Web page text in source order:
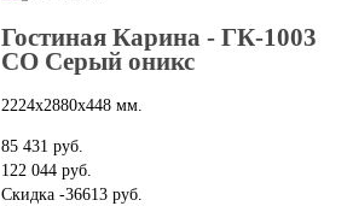
Гостиная Карина - ГК-1003
СО Серый оникс
2224х2880х448 мм.
85 431 руб.
122 044 руб.
Скидка -36613 руб.